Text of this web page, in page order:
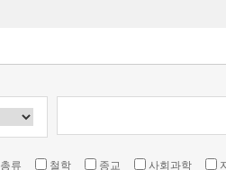
총류 철학 종교 사회과학